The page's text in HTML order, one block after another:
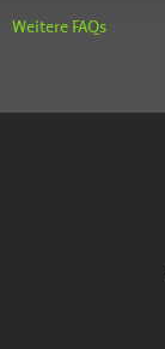
Weitere FAQs